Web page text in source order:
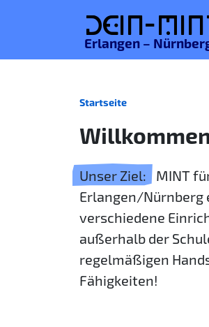
Dein-
Erlangen –
Startseite
Unser Ziel:
MINT
Erlangen/Nürnberg
verschiedene
außerhalb der
regelmäßigen
Fähigkeiten!